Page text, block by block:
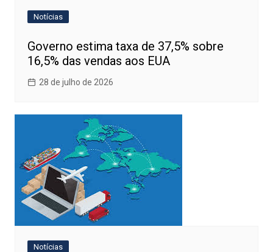
Notícias
Governo estima taxa de 37,5% sobre
16,5% das vendas aos EUA
28 de julho de 2026
Notícias